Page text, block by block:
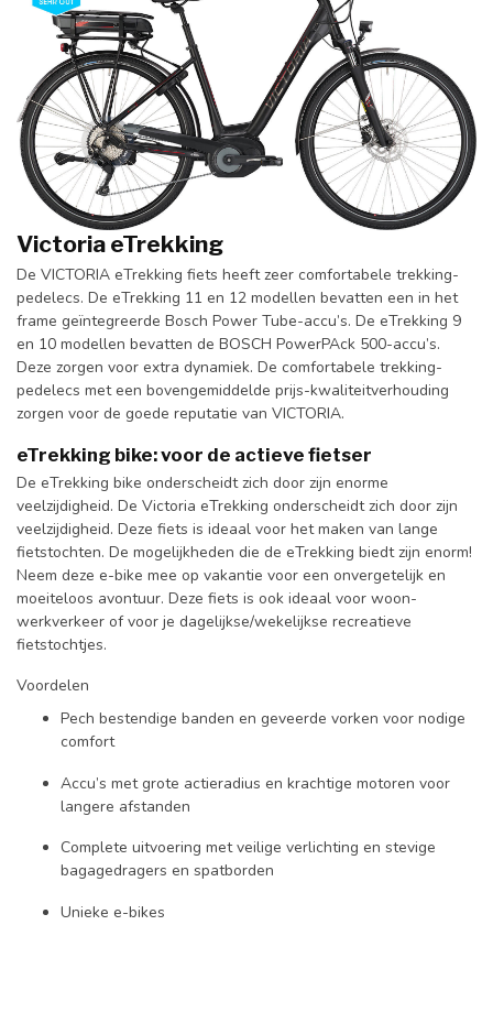
Victoria eTrekking
De VICTORIA eTrekking fiets heeft zeer comfortabele trekking-
pedelecs. De eTrekking 11 en 12 modellen bevatten een in het
frame geïntegreerde Bosch Power Tube-accu’s. De eTrekking 9
en 10 modellen bevatten de BOSCH PowerPAck 500-accu’s.
Deze zorgen voor extra dynamiek. De comfortabele trekking-
pedelecs met een bovengemiddelde prijs-kwaliteitverhouding
zorgen voor de goede reputatie van VICTORIA.
eTrekking bike: voor de actieve fietser
De eTrekking bike onderscheidt zich door zijn enorme
veelzijdigheid. De Victoria eTrekking onderscheidt zich door zijn
veelzijdigheid. Deze fiets is ideaal voor het maken van lange
fietstochten. De mogelijkheden die de eTrekking biedt zijn enorm!
Neem deze e-bike mee op vakantie voor een onvergetelijk en
moeiteloos avontuur. Deze fiets is ook ideaal voor woon-
werkverkeer of voor je dagelijkse/wekelijkse recreatieve
fietstochtjes.
Voordelen
Pech bestendige banden en geveerde vorken voor nodige
comfort
Accu’s met grote actieradius en krachtige motoren voor
langere afstanden
Complete uitvoering met veilige verlichting en stevige
bagagedragers en spatborden
Unieke e-bikes